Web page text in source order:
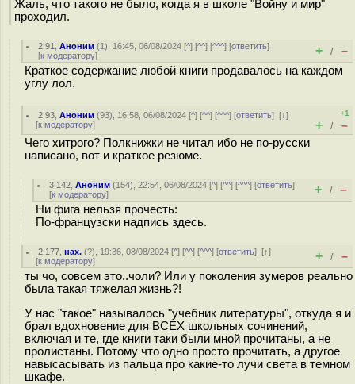
Жаль, что такого не было, когда я в школе "Войну и мир"
проходил.
2.91 ,Аноним (1), 16:45, 06/08/2024 [^] [^^] [^^^] [ответить]
[к модератору] + / –
Краткое содержание любой книги продавалось на каждом
углу лол.
2.93 ,Аноним (93), 16:58, 06/08/2024 [^] [^^] [^^^] [ответить][↓]
[к модератору]
+1
+ / –
Чего хитрого? Полкнижки не читал ибо не по-русски
написано, вот и краткое резюме.
3.142 ,Аноним (154), 22:54, 06/08/2024 [^] [^^] [^^^] [ответить]
[к модератору] + / –
Ни фига нельзя прочесть:
По-французски надпись здесь.
2.177 ,нах. (?), 19:36, 08/08/2024 [^] [^^] [^^^] [ответить][↑]
[к модератору] + / –
ты чо, совсем это..чоли? Или у поколения зумеров реально
была такая тяжелая жизнь?!
У нас "такое" называлось "учебник литературы", откуда я и
брал вдохновение для ВСЕХ школьных сочинений,
включая и те, где книги таки были мной прочитаны, а не
пролистаны. Потому что одно просто прочитать, а другое
навысасывать из пальца про какие-то лучи света в темном
шкафе.